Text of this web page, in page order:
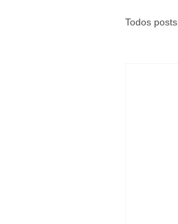
Todos posts